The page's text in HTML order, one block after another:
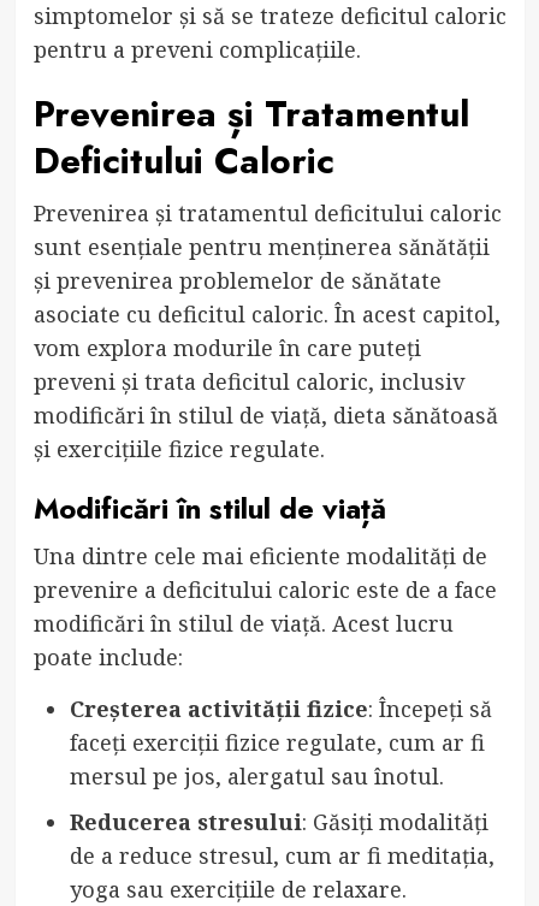
simptomelor și să se trateze deficitul caloric
pentru a preveni complicațiile.
Prevenirea și Tratamentul
Deficitului Caloric
Prevenirea și tratamentul deficitului caloric
sunt esențiale pentru menținerea sănătății
și prevenirea problemelor de sănătate
asociate cu deficitul caloric. În acest capitol,
vom explora modurile în care puteți
preveni și trata deficitul caloric, inclusiv
modificări în stilul de viață, dieta sănătoasă
și exercițiile fizice regulate.
Modificări în stilul de viață
Una dintre cele mai eficiente modalități de
prevenire a deficitului caloric este de a face
modificări în stilul de viață. Acest lucru
poate include:
Creșterea activității fizice: Începeți să
faceți exerciții fizice regulate, cum ar fi
mersul pe jos, alergatul sau înotul.
Reducerea stresului: Găsiți modalități
de a reduce stresul, cum ar fi meditația,
yoga sau exercițiile de relaxare.